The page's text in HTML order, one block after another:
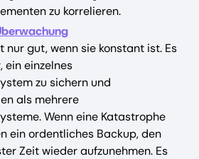
zu korrelieren.
nur gut, wenn sie konstant ist. Es
ein einzelnes
zu sichern und
als mehrere
Wenn eine Katastrophe
ein ordentliches Backup, den
Zeit wieder aufzunehmen. Es